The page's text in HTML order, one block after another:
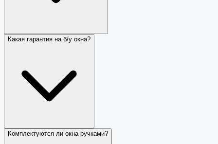
Какая гарантия на б/у окна?
Комплектуются ли окна ручками?